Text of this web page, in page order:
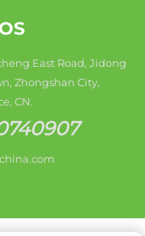
East Road, Jidong
Zhongshan City,
CN.